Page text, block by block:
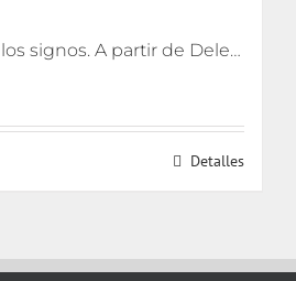
Una ecología de los signos. A partir de Deleuze [eBook]
Detalles